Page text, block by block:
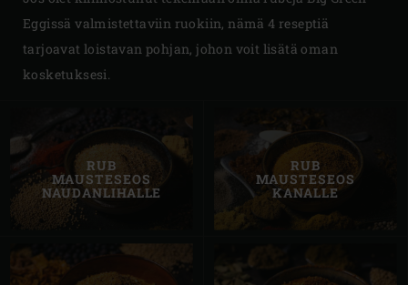
Eggissä valmistettaviin ruokiin, nämä 4 reseptiä
tarjoavat loistavan pohjan, johon voit lisätä oman
kosketuksesi.
RUB
MAUSTESEOS
NAUDANLIHALLE
RUB
MAUSTESEOS
KANALLE